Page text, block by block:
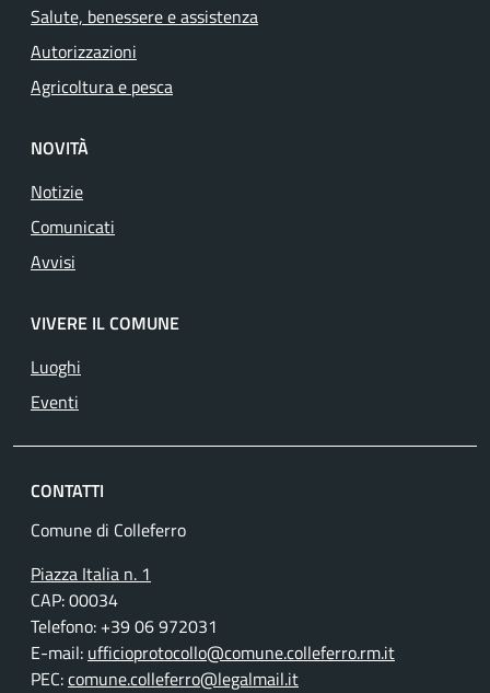
Salute, benessere e assistenza
Autorizzazioni
Agricoltura e pesca
NOVITÀ
Notizie
Comunicati
Avvisi
VIVERE IL COMUNE
Luoghi
Eventi
CONTATTI
Comune di Colleferro
Piazza Italia n. 1
CAP: 00034
Telefono: +39 06 972031
E-mail: ufficioprotocollo@comune.colleferro.rm.it
PEC:comune.colleferro@legalmail.it